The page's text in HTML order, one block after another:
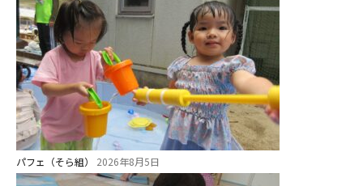
パフェ（そら組） 2026年8月5日